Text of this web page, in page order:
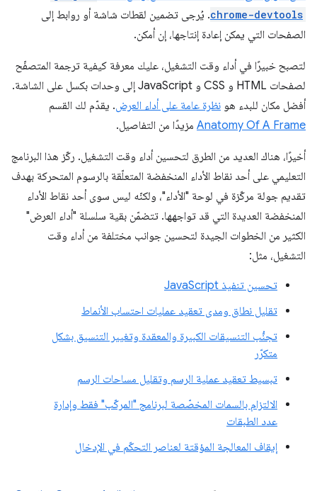
chrome-devtools. يُرجى تضمين لقطات شاشة أو روابط إلى
الصفحات التي يمكن إعادة إنتاجها، إن أمكن.
لتصبح خبيرًا في أداء وقت التشغيل، عليك معرفة كيفية ترجمة المتصفّح
لصفحات HTML و CSS و JavaScript إلى وحدات بكسل على الشاشة.
أفضل مكان للبدء هو نظرة عامة على أداء العرض. يقدّم لك القسم
Anatomy Of A Frame مزيدًا من التفاصيل.
أخيرًا، هناك العديد من الطرق لتحسين أداء وقت التشغيل. ركّز هذا البرنامج
التعليمي على أحد نقاط الأداء المنخفضة المتعلّقة بالرسوم المتحركة بهدف
تقديم جولة مركّزة في لوحة "الأداء"، ولكنّه ليس سوى أحد نقاط الأداء
المنخفضة العديدة التي قد تواجهها. تتضمّن بقية سلسلة "أداء العرض"
الكثير من الخطوات الجيدة لتحسين جوانب مختلفة من أداء وقت
التشغيل، مثل:
تحسين تنفيذ JavaScript
تقليل نطاق ومدى تعقيد عمليات احتساب الأنماط
تجنُّب التنسيقات الكبيرة والمعقدة وتغيير التنسيق بشكل
متكرّر
تبسيط تعقيد عملية الرسم وتقليل مساحات الرسم
الالتزام بالسمات المخصّصة لبرنامج "المركّب" فقط وإدارة
عدد الطبقات
إيقاف المعالجة المؤقتة لعناصر التحكّم في الإدخال